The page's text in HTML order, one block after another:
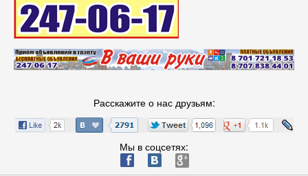
Расскажите о нас друзьям:
Мы в соцсетях:
ä æ è